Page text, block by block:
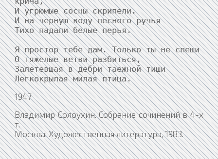
И угрюмые сосны скрипели.
И на черную воду лесного ручья
Тихо падали белые перья.
Я простор тебе дам. Только ты не спеши
О тяжелые ветви разбиться,
Залетевшая в дебри таежной тиши
Легкокрылая милая птица.
1947
Владимир Солоухин. Собрание сочинений в 4-х
т.
Москва: Художественная литература, 1983.